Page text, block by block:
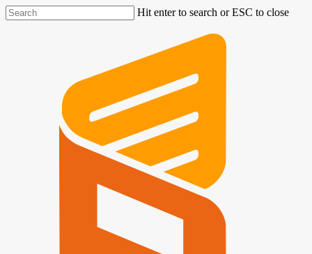
Hit enter to search or ESC to close